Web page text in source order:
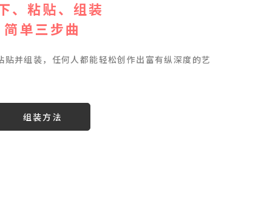
、粘贴、组装
简单三步曲
贴并组装，任何人都能轻松创作出富有纵深度的艺
组装方法